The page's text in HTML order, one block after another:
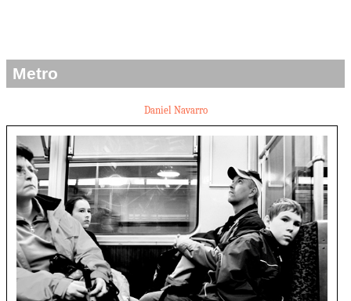
Metro
Daniel Navarro